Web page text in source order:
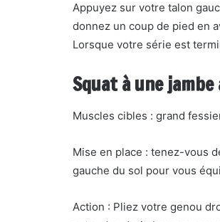
Appuyez sur votre talon
donnez un coup de pied en
Lorsque votre série est
Squat à une
Muscles cibles : grand
Mise en place : tenez-vous
gauche du sol pour vous
Action : Pliez votre genou